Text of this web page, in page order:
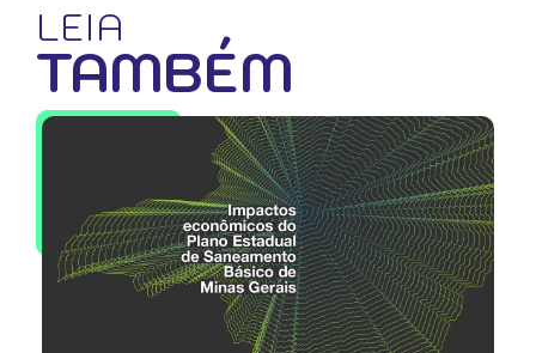
LEIA
TAMBÉM